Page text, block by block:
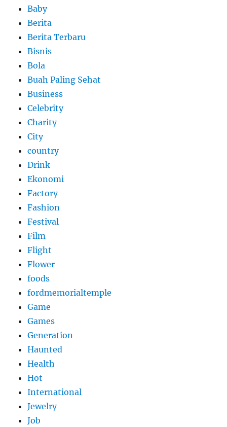
Baby
Berita
Berita Terbaru
Bisnis
Bola
Buah Paling Sehat
Business
Celebrity
Charity
City
country
Drink
Ekonomi
Factory
Fashion
Festival
Film
Flight
Flower
foods
fordmemorialtemple
Game
Games
Generation
Haunted
Health
Hot
International
Jewelry
Job